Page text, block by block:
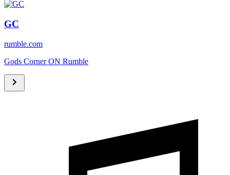
GC
rumble.com
Gods Corner ON Rumble